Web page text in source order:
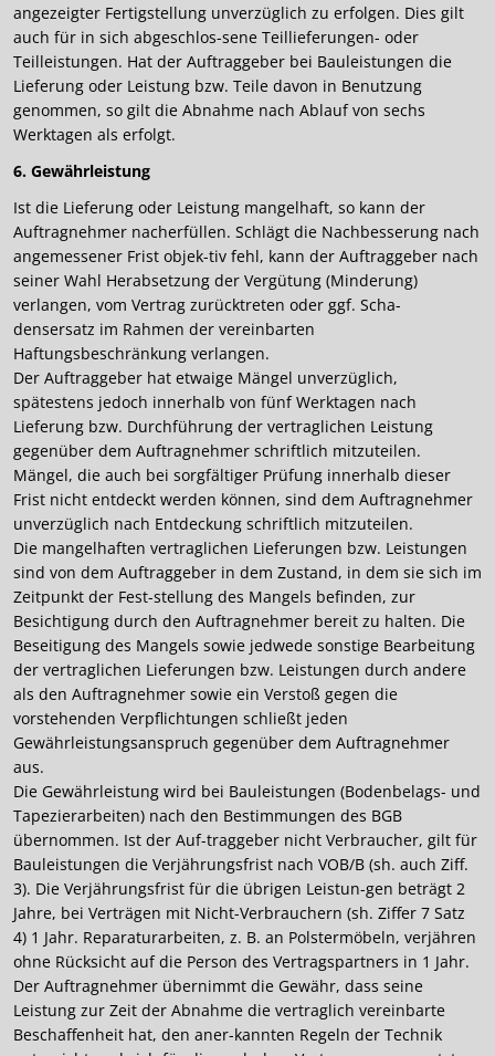
angezeigter Fertigstellung unverzüglich zu erfolgen. Dies gilt
auch für in sich abgeschlos-sene Teillieferungen- oder
Teilleistungen. Hat der Auftraggeber bei Bauleistungen die
Lieferung oder Leistung bzw. Teile davon in Benutzung
genommen, so gilt die Abnahme nach Ablauf von sechs
Werktagen als erfolgt.
6. Gewährleistung
Ist die Lieferung oder Leistung mangelhaft, so kann der
Auftragnehmer nacherfüllen. Schlägt die Nachbesserung nach
angemessener Frist objek-tiv fehl, kann der Auftraggeber nach
seiner Wahl Herabsetzung der Vergütung (Minderung)
verlangen, vom Vertrag zurücktreten oder ggf. Scha-
densersatz im Rahmen der vereinbarten
Haftungsbeschränkung verlangen.
Der Auftraggeber hat etwaige Mängel unverzüglich,
spätestens jedoch innerhalb von fünf Werktagen nach
Lieferung bzw. Durchführung der vertraglichen Leistung
gegenüber dem Auftragnehmer schriftlich mitzuteilen.
Mängel, die auch bei sorgfältiger Prüfung innerhalb dieser
Frist nicht entdeckt werden können, sind dem Auftragnehmer
unverzüglich nach Entdeckung schriftlich mitzuteilen.
Die mangelhaften vertraglichen Lieferungen bzw. Leistungen
sind von dem Auftraggeber in dem Zustand, in dem sie sich im
Zeitpunkt der Fest-stellung des Mangels befinden, zur
Besichtigung durch den Auftragnehmer bereit zu halten. Die
Beseitigung des Mangels sowie jedwede sonstige Bearbeitung
der vertraglichen Lieferungen bzw. Leistungen durch andere
als den Auftragnehmer sowie ein Verstoß gegen die
vorstehenden Verpflichtungen schließt jeden
Gewährleistungsanspruch gegenüber dem Auftragnehmer
aus.
Die Gewährleistung wird bei Bauleistungen (Bodenbelags- und
Tapezierarbeiten) nach den Bestimmungen des BGB
übernommen. Ist der Auf-traggeber nicht Verbraucher, gilt für
Bauleistungen die Verjährungsfrist nach VOB/B (sh. auch Ziff.
3). Die Verjährungsfrist für die übrigen Leistun-gen beträgt 2
Jahre, bei Verträgen mit Nicht-Verbrauchern (sh. Ziffer 7 Satz
4) 1 Jahr. Reparaturarbeiten, z. B. an Polstermöbeln, verjähren
ohne Rücksicht auf die Person des Vertragspartners in 1 Jahr.
Der Auftragnehmer übernimmt die Gewähr, dass seine
Leistung zur Zeit der Abnahme die vertraglich vereinbarte
Beschaffenheit hat, den aner-kannten Regeln der Technik